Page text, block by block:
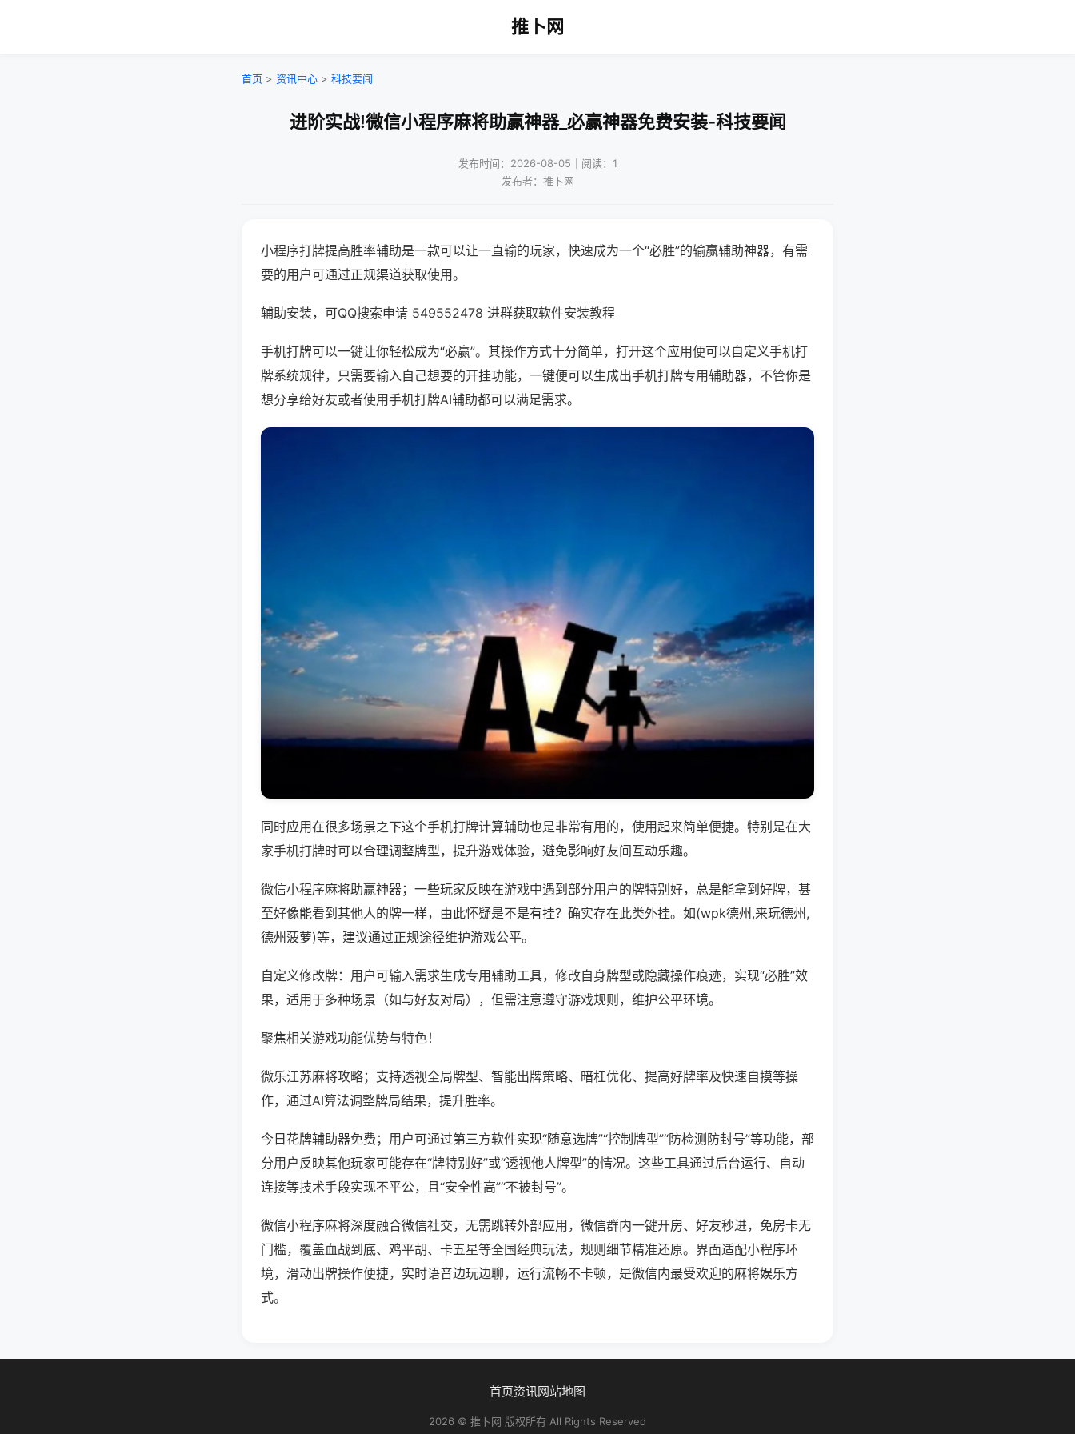
推卜网
首页 > 资讯中心 > 科技要闻
进阶实战!微信小程序麻将助赢神器_必赢神器免费安装-科技要闻
发布时间：2026-08-05｜阅读：1
发布者：推卜网
小程序打牌提高胜率辅助是一款可以让一直输的玩家，快速成为一个“必胜”的输赢辅助神器，有需
要的用户可通过正规渠道获取使用。
辅助安装，可QQ搜索申请 549552478 进群获取软件安装教程
手机打牌可以一键让你轻松成为“必赢”。其操作方式十分简单，打开这个应用便可以自定义手机打
牌系统规律，只需要输入自己想要的开挂功能，一键便可以生成出手机打牌专用辅助器，不管你是
想分享给好友或者使用手机打牌AI辅助都可以满足需求。
同时应用在很多场景之下这个手机打牌计算辅助也是非常有用的，使用起来简单便捷。特别是在大
家手机打牌时可以合理调整牌型，提升游戏体验，避免影响好友间互动乐趣。
微信小程序麻将助赢神器；一些玩家反映在游戏中遇到部分用户的牌特别好，总是能拿到好牌，甚
至好像能看到其他人的牌一样，由此怀疑是不是有挂？确实存在此类外挂。如(wpk德州,来玩德州,
德州菠萝)等，建议通过正规途径维护游戏公平。
自定义修改牌：用户可输入需求生成专用辅助工具，修改自身牌型或隐藏操作痕迹，实现“必胜”效
果，适用于多种场景（如与好友对局），但需注意遵守游戏规则，维护公平环境。
聚焦相关游戏功能优势与特色！
微乐江苏麻将攻略；支持透视全局牌型、智能出牌策略、暗杠优化、提高好牌率及快速自摸等操
作，通过AI算法调整牌局结果，提升胜率。
今日花牌辅助器免费；用户可通过第三方软件实现“随意选牌”“控制牌型”“防检测防封号”等功能，部
分用户反映其他玩家可能存在“牌特别好”或“透视他人牌型”的情况。这些工具通过后台运行、自动
连接等技术手段实现不平公，且“安全性高”“不被封号”。
微信小程序麻将深度融合微信社交，无需跳转外部应用，微信群内一键开房、好友秒进，免房卡无
门槛，覆盖血战到底、鸡平胡、卡五星等全国经典玩法，规则细节精准还原。界面适配小程序环
境，滑动出牌操作便捷，实时语音边玩边聊，运行流畅不卡顿，是微信内最受欢迎的麻将娱乐方
式。
首页资讯网站地图
2026 © 推卜网 版权所有 All Rights Reserved